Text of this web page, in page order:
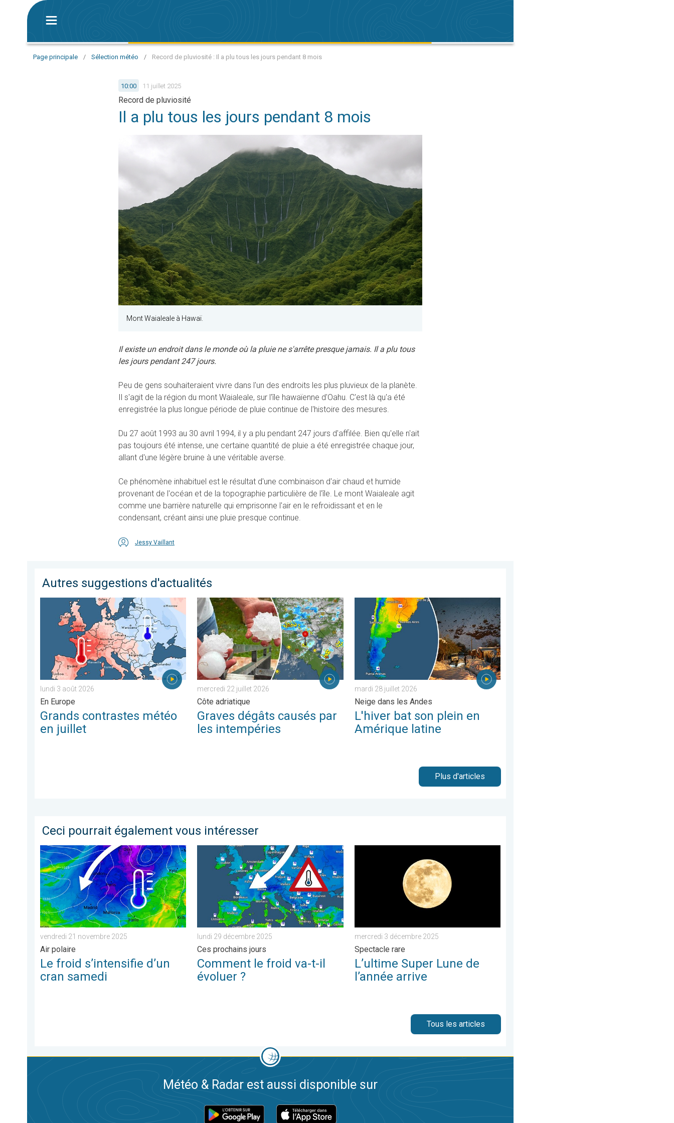
Page principale / Sélection météo / Record de pluviosité : Il a plu tous les jours pendant 8 mois
10:00 11 juillet 2025
Record de pluviosité
Il a plu tous les jours pendant 8 mois
Mont Waialeale à Hawaï.
Il existe un endroit dans le monde où la pluie ne s'arrête presque jamais. Il a plu tous
les jours pendant 247 jours.
Peu de gens souhaiteraient vivre dans l'un des endroits les plus pluvieux de la planète.
Il s'agit de la région du mont Waialeale, sur l'île hawaïenne d'Oahu. C'est là qu'a été
enregistrée la plus longue période de pluie continue de l'histoire des mesures.
Du 27 août 1993 au 30 avril 1994, il y a plu pendant 247 jours d'affilée. Bien qu'elle n'ait
pas toujours été intense, une certaine quantité de pluie a été enregistrée chaque jour,
allant d'une légère bruine à une véritable averse.
Ce phénomène inhabituel est le résultat d'une combinaison d'air chaud et humide
provenant de l'océan et de la topographie particulière de l'île. Le mont Waialeale agit
comme une barrière naturelle qui emprisonne l'air en le refroidissant et en le
condensant, créant ainsi une pluie presque continue.
Jessy Vaillant
Autres suggestions d'actualités
Grands contrastes météo en juillet. En Europe. . . lundi 3 août 2026
lundi 3 août 2026
En Europe
Grands contrastes météo
en juillet
Graves dégâts causés par les intempéries. Côte adriatique. . . mercredi 22 juillet 2026
mercredi 22 juillet 2026
Côte adriatique
Graves dégâts causés par
les intempéries
L'hiver bat son plein en Amérique latine. Neige dans les Andes. . . mardi 28 juillet 2026
mardi 28 juillet 2026
Neige dans les Andes
L'hiver bat son plein en
Amérique latine
Plus d'articles
Ceci pourrait également vous intéresser
Le froid s’intensifie d’un cran samedi. Air polaire. . . vendredi 21 novembre 2025
vendredi 21 novembre 2025
Air polaire
Le froid s’intensifie d’un
cran samedi
Comment le froid va-t-il évoluer ?. Ces prochains jours. . . lundi 29 décembre 2025
lundi 29 décembre 2025
Ces prochains jours
Comment le froid va-t-il
évoluer ?
mercredi 3 décembre 2025
Spectacle rare
L’ultime Super Lune de
l’année arrive
Tous les articles
Météo & Radar est aussi disponible sur